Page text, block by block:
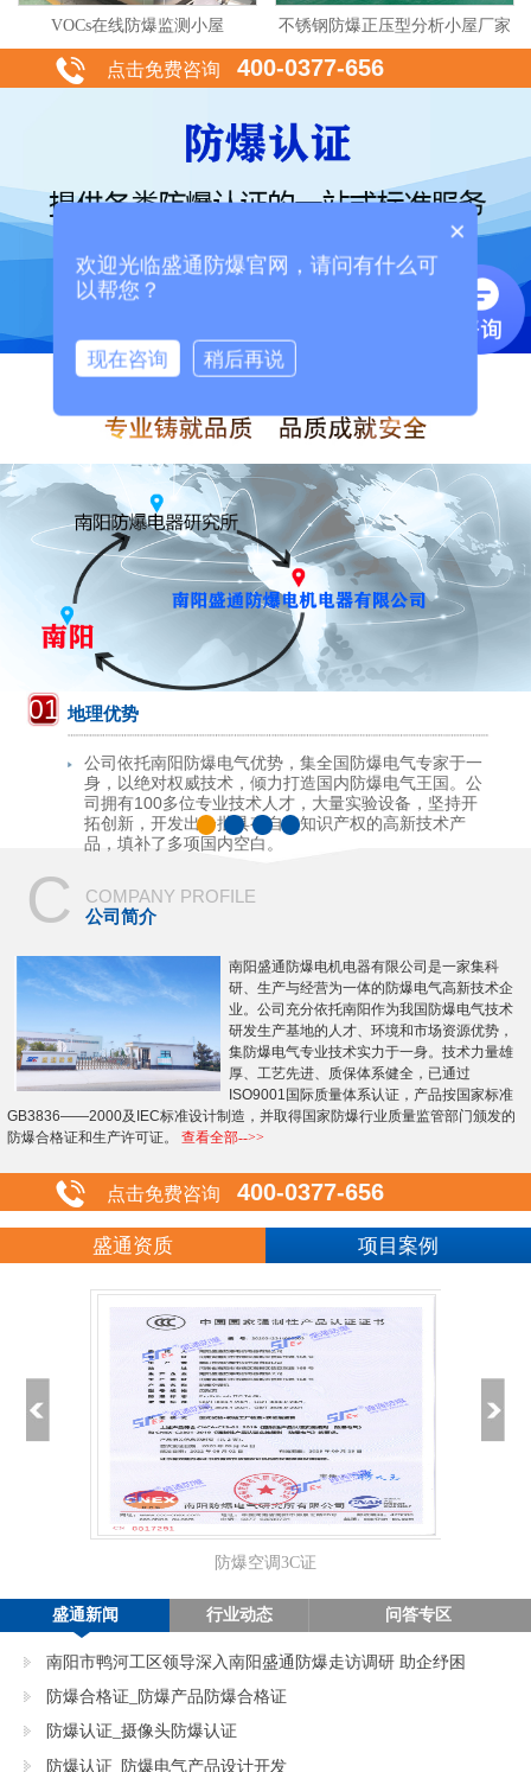
VOCs在线防爆监测小屋 不锈钢防爆正压型分析小屋厂家
点击免费咨询 400-0377-656
01 地理优势
公司依托南阳防爆电气优势，集全国防爆电气专家于一
身，以绝对权威技术，倾力打造国内防爆电气王国。公
司拥有100多位专业技术人才，大量实验设备，坚持开
拓创新，开发出一批具有自主知识产权的高新技术产
品，填补了多项国内空白。
C
COMPANY PROFILE
公司简介
南阳盛通防爆电机电器有限公司是一家集科
研、生产与经营为一体的防爆电气高新技术企
业。公司充分依托南阳作为我国防爆电气技术
研发生产基地的人才、环境和市场资源优势，
集防爆电气专业技术实力于一身。技术力量雄
厚、工艺先进、质保体系健全，已通过
ISO9001国际质量体系认证，产品按国家标准
GB3836——2000及IEC标准设计制造，并取得国家防爆行业质量监管部门颁发的
防爆合格证和生产许可证。查看全部-->>
点击免费咨询 400-0377-656
盛通资质 项目案例
防爆空调3C证
盛通新闻 行业动态 问答专区
南阳市鸭河工区领导深入南阳盛通防爆走访调研 助企纾困
促发展
防爆合格证_防爆产品防爆合格证
防爆认证_摄像头防爆认证
防爆认证_防爆电气产品设计开发
×
欢迎光临盛通防爆官网，请问有什么可
以帮您？
现在咨询 稍后再说